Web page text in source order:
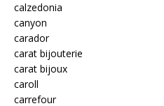
calzedonia
canyon
carador
carat bijouterie
carat bijoux
caroll
carrefour